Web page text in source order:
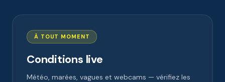
À TOUT MOMENT
Conditions live
Météo, marées, vagues et webcams — vérifiez les